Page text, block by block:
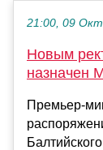
21:00, 09 Окт
Новым
назначен
Премьер-